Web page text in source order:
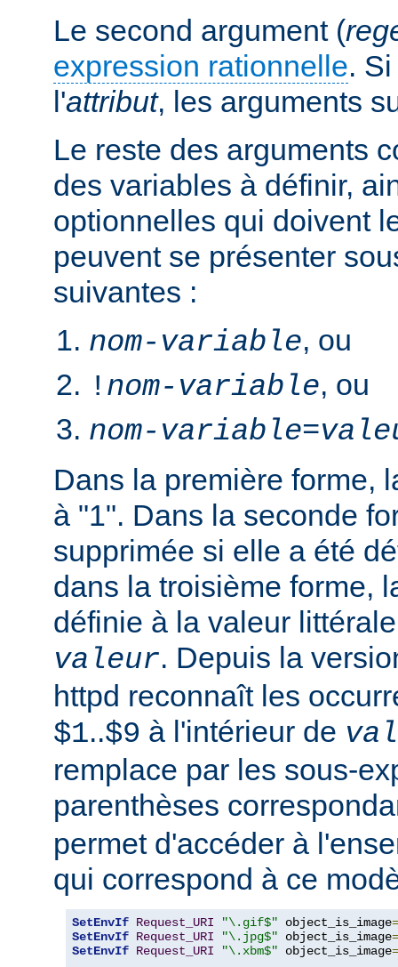
Le second argument (
expression rationnelle.
l'attribut, les arguments
Le reste des arguments
des variables à définir,
optionnelles qui doivent
peuvent se présenter
suivantes :
nom-variable, ou
! nom-variable, ou
nom-variable=
Dans la première forme,
à "1". Dans la seconde
supprimée si elle a été
dans la troisième forme,
définie à la valeur
valeur. Depuis la
httpd reconnaît les
$1..$9 à l'intérieur de
remplace par les sous-
parenthèses
permet d'accéder à
qui correspond à ce
SetEnvIf Request_URI "\.gif$" object_is_image=
SetEnvIf Request_URI "\.jpg$" object_is_image=
SetEnvIf Request_URI "\.xbm$" object_is_image=